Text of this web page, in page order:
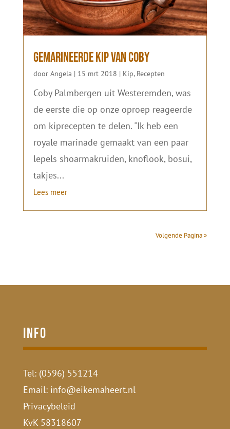
Gemarineerde kip van Coby
door Angela | 15 mrt 2018 | Kip, Recepten
Coby Palmbergen uit Westeremden, was
de eerste die op onze oproep reageerde
om kiprecepten te delen. "Ik heb een
royale marinade gemaakt van een paar
lepels shoarmakruiden, knoflook, bosui,
takjes...
Lees meer
Volgende Pagina »
Info
Tel: (0596) 551214
Email: info@eikemaheert.nl
Privacybeleid
KvK 58318607